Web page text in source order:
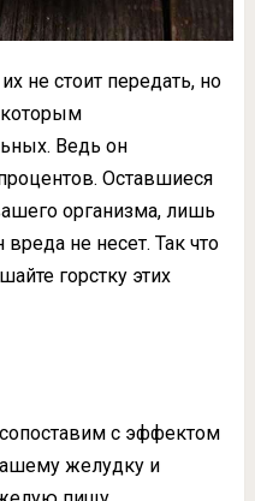
не стоит передать, но
Ведь он
Оставшиеся
организма, лишь
вреда не несет. Так что
горстку этих
с эффектом
желудку и